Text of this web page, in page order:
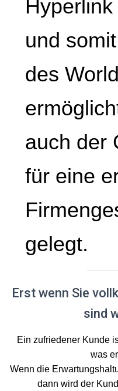
und
des
auch der
für eine
gelegt.
Erst wenn Sie
sind
Ein zufriedener Kunde
was
Wenn die
dann wird der